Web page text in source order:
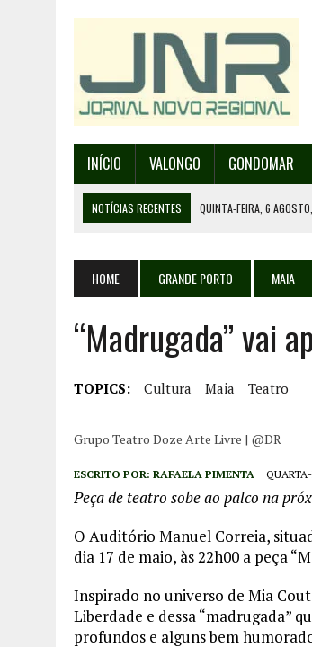
INÍCIO VALONGO GONDOMAR
NOTÍCIAS RECENTES QUINTA-FEIRA, 6
QUINTA-FEIRA, 6 AGOSTO, 2026 | INCÊNDIOS –
SEXTA-FEIRA, 7 AGOSTO, 2026 | FESTAS DA
HOME GRANDE PORTO MAIA
“Madrugada” vai
TOPICS: Cultura Maia Teatro
Grupo Teatro Doze Arte Livre | @DR
ESCRITO POR: RAFAELA PIMENTA
Peça de teatro sobe ao palco na
O Auditório Manuel Correia,
dia 17 de maio, às 22h00 a peça
Inspirado no universo de Mia
Liberdade e dessa “madrugada”
profundos e alguns bem